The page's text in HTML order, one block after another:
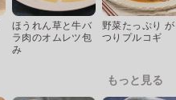
ほうれん草と牛バ
ラ肉のオムレツ包
み
野菜たっぷり
つりプルコギ
もっと見る